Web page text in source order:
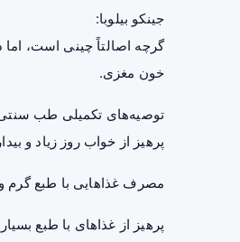
جینکو بیلوبا:
گرچه اصالتاً چینی است،
خون مغزی.
توصیه‌های تکمیلی طب
پرهیز از خواب روز زیاد و
مصرف غذاهایی با طبع گرم و
پرهیز از غذاهای با طبع